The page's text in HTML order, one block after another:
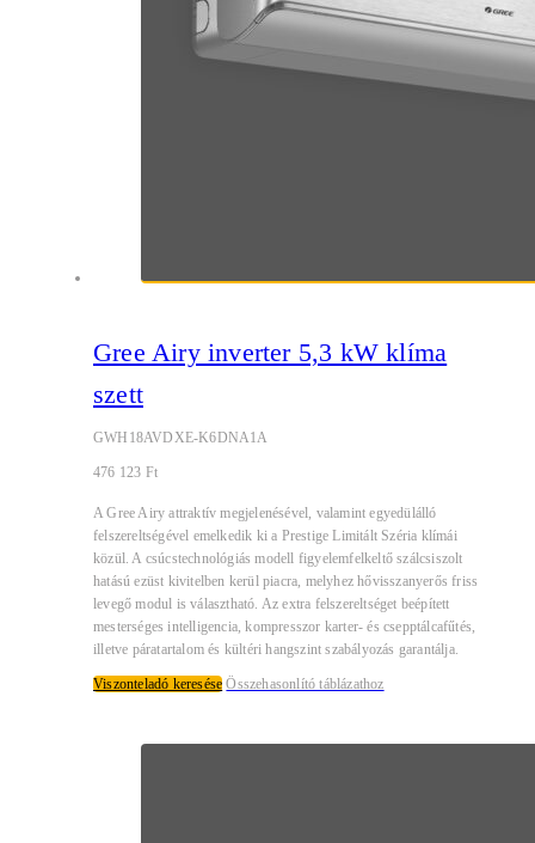
Gree Airy inverter 5,3 kW klíma
szett
GWH18AVDXE-K6DNA1A
476 123 Ft
A Gree Airy attraktív megjelenésével, valamint egyedülálló
felszereltségével emelkedik ki a Prestige Limitált Széria klímái
közül. A csúcstechnológiás modell figyelemfelkeltő szálcsiszolt
hatású ezüst kivitelben kerül piacra, melyhez hővisszanyerős friss
levegő modul is választható. Az extra felszereltséget beépített
mesterséges intelligencia, kompresszor karter- és csepptálcafűtés,
illetve páratartalom és kültéri hangszint szabályozás garantálja.
Viszonteladó keresése Összehasonlító táblázathoz